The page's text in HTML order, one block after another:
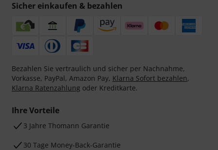
Sicher einkaufen & bezahlen
Bezahlen Sie vertraulich und sicher per Nachnahme,
Vorkasse, PayPal, Amazon Pay, Klarna Sofort bezahlen,
Klarna Ratenzahlung oder Kreditkarte.
Ihre Vorteile
3 Jahre Thomann Garantie
30 Tage Money-Back-Garantie